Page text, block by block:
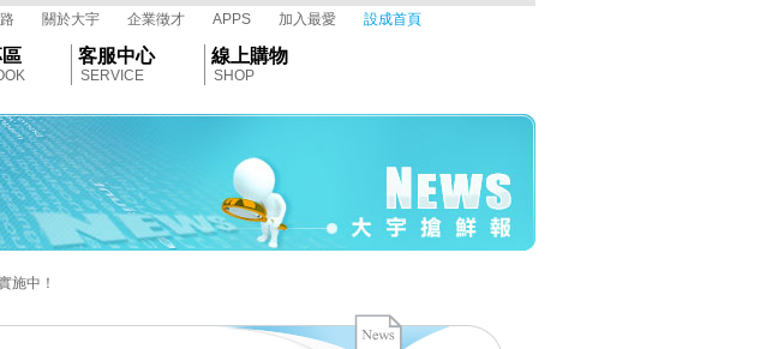
關於大宇 企業徵才 APPS 加入最愛 設成首頁
客服中心
SERVICE
線上購物
SHOP
施中！